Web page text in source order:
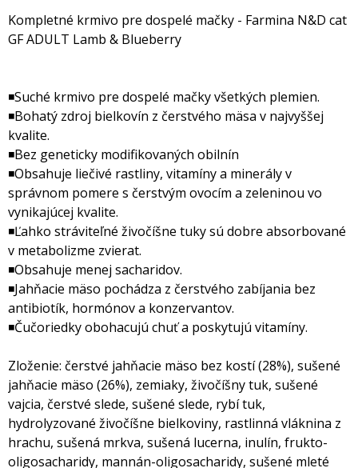
Kompletné krmivo pre dospelé mačky - Farmina N&D cat
GF ADULT Lamb & Blueberry
◾Suché krmivo pre dospelé mačky všetkých plemien.
◾Bohatý zdroj bielkovín z čerstvého mäsa v najvyššej
kvalite.
◾Bez geneticky modifikovaných obilnín
◾Obsahuje liečivé rastliny, vitamíny a minerály v
správnom pomere s čerstvým ovocím a zeleninou vo
vynikajúcej kvalite.
◾Ľahko stráviteľné živočíšne tuky sú dobre absorbované
v metabolizme zvierat.
◾Obsahuje menej sacharidov.
◾Jahňacie mäso pochádza z čerstvého zabíjania bez
antibiotík, hormónov a konzervantov.
◾Čučoriedky obohacujú chuť a poskytujú vitamíny.
Zloženie: čerstvé jahňacie mäso bez kostí (28%), sušené
jahňacie mäso (26%), zemiaky, živočíšny tuk, sušené
vajcia, čerstvé slede, sušené slede, rybí tuk,
hydrolyzované živočíšne bielkoviny, rastlinná vláknina z
hrachu, sušená mrkva, sušená lucerna, inulín, frukto-
oligosacharidy, mannán-oligosacharidy, sušené mleté